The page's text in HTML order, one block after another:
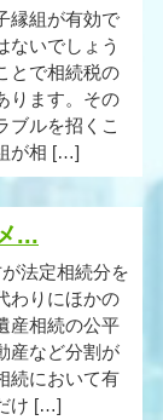
縁組が有効で
ないでしょう
とで相続税の
ります。その
ブルを招くこ
が相 […]
...
法定相続分を
わりにほかの
産相続の公平
産など分割が
続において有
け […]